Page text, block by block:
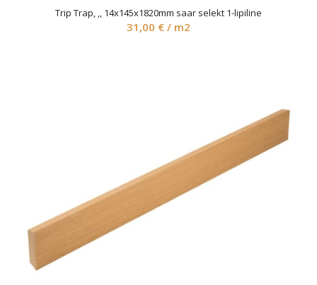
Trip Trap, ‚, 14x145x1820mm saar selekt 1-lipiline
31,00 € / m2